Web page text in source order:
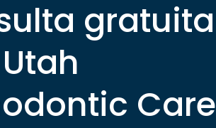
gratuita
Care